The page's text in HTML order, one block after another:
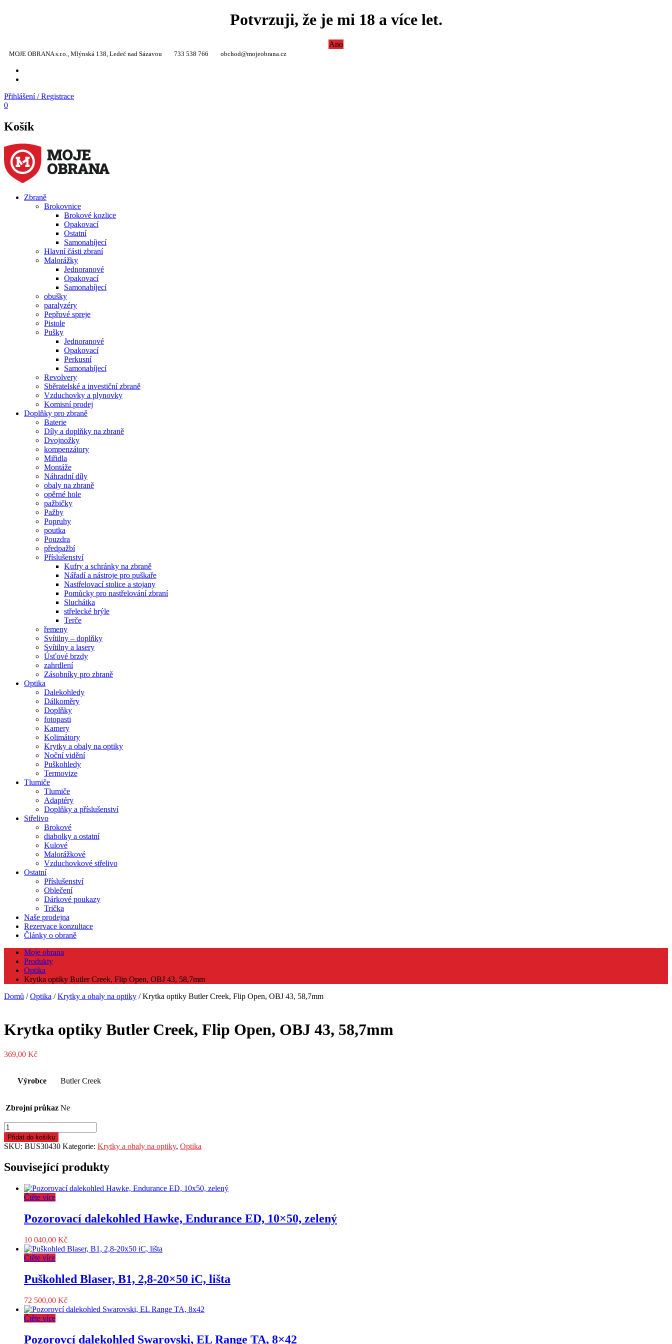
Potvrzuji, že je mi 18 a více let.
Ano
MOJE OBRANA s.r.o., Mlýnská 138, Ledeč nad Sázavou 733 538 766 obchod@mojeobrana.cz
Přihlášení / Registrace
0
Košík
Zbraně
Brokovnice
Brokové kozlice
Opakovací
Ostatní
Samonabíjecí
Hlavní části zbraní
Malorážky
Jednoranové
Opakovací
Samonabíjecí
obušky
paralyzéry
Pepřové spreje
Pistole
Pušky
Jednoranové
Opakovací
Perkusní
Samonabíjecí
Revolvery
Sběratelské a investiční zbraně
Vzduchovky a plynovky
Komisní prodej
Doplňky pro zbraně
Baterie
Díly a doplňky na zbraně
Dvojnožky
kompenzátory
Miřidla
Montáže
Náhradní díly
obaly na zbraně
opěrné hole
pažbičky
Pažby
Popruhy
poutka
Pouzdra
předpažbí
Příslušenství
Kufry a schránky na zbraně
Nářadí a nástroje pro puškaře
Nastřelovací stolice a stojany
Pomůcky pro nastřelování zbraní
Sluchátka
střelecké brýle
Terče
řemeny
Svítilny – doplňky
Svítilny a lasery
Úsťové brzdy
zahrdlení
Zásobníky pro zbraně
Optika
Dalekohledy
Dálkoměry
Doplňky
fotopasti
Kamery
Kolimátory
Krytky a obaly na optiky
Noční vidění
Puškohledy
Termovize
Tlumiče
Tlumiče
Adaptéry
Doplňky a příslušenství
Střelivo
Brokové
diabolky a ostatní
Kulové
Malorážkové
Vzduchovkové střelivo
Ostatní
Příslušenství
Oblečení
Dárkové poukazy
Trička
Naše prodejna
Rezervace konzultace
Články o obraně
Moje obrana
Produkty
Optika
Krytka optiky Butler Creek, Flip Open, OBJ 43, 58,7mm
Domů /Optika /Krytky a obaly na optiky / Krytka optiky Butler Creek, Flip Open, OBJ 43, 58,7mm
Krytka optiky Butler Creek, Flip Open, OBJ 43, 58,7mm
369,00 Kč
Výrobce Butler Creek
Zbrojní průkaz Ne
Krytka
optiky
Butler
Flip
Open,
58,7mm
Přidat do košíku
SKU: BUS30430 Kategorie: Krytky a obaly na optiky, Optika
Související produkty
Čtěte více
Pozorovací dalekohled Hawke, Endurance ED, 10×50, zelený
10 040,00 Kč
Čtěte více
Puškohled Blaser, B1, 2,8-20×50 iC, lišta
72 500,00 Kč
Čtěte více
Pozorovcí dalekohled Swarovski, EL Range TA, 8×42